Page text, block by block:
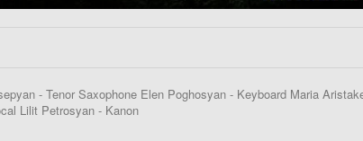
- Tenor Saxophone Elen Poghosyan - Keyboard Maria
Lilit Petrosyan - Kanon